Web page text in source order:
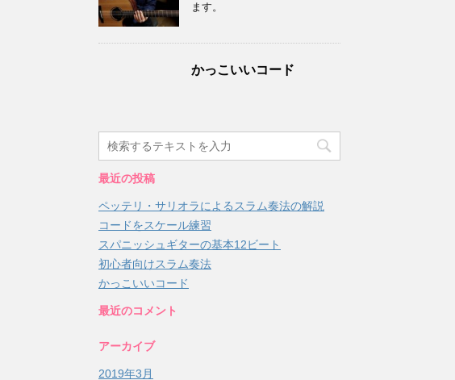
ます。
かっこいいコード
最近の投稿
ペッテリ・サリオラによるスラム奏法の解説
コードをスケール練習
スパニッシュギターの基本12ビート
初心者向けスラム奏法
かっこいいコード
最近のコメント
アーカイブ
2019年3月